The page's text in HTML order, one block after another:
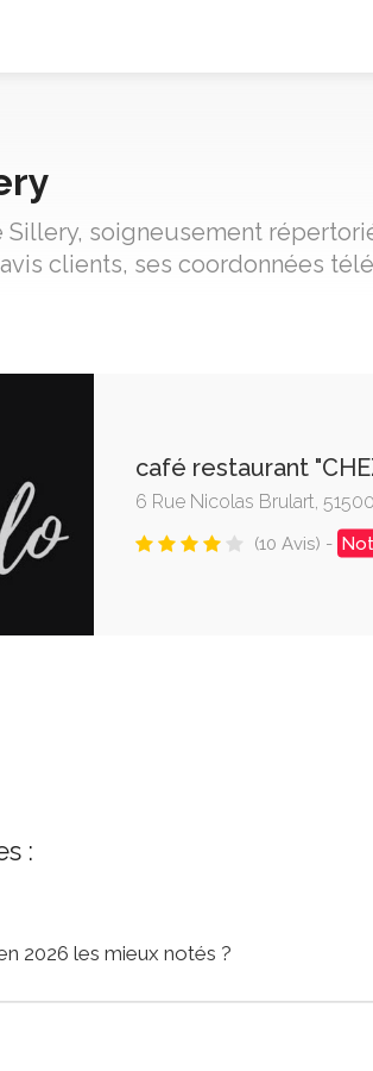
Sillery, soigneusement
clients, ses coordonnées
café restaurant
6 Rue Nicolas Brulart,
(10 Avis) -
:
2026 les mieux notés ?